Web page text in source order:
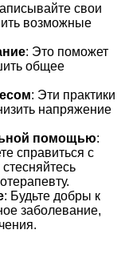
свои
возможные
: Это поможет
общее
: Эти практики
напряжение
помощью:
справиться с
: Будьте добры к
заболевание,